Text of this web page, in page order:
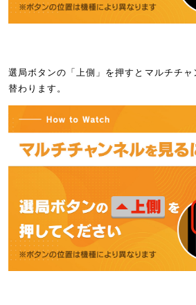
選局ボタンの「上側」を押すとマルチチ
替わります。